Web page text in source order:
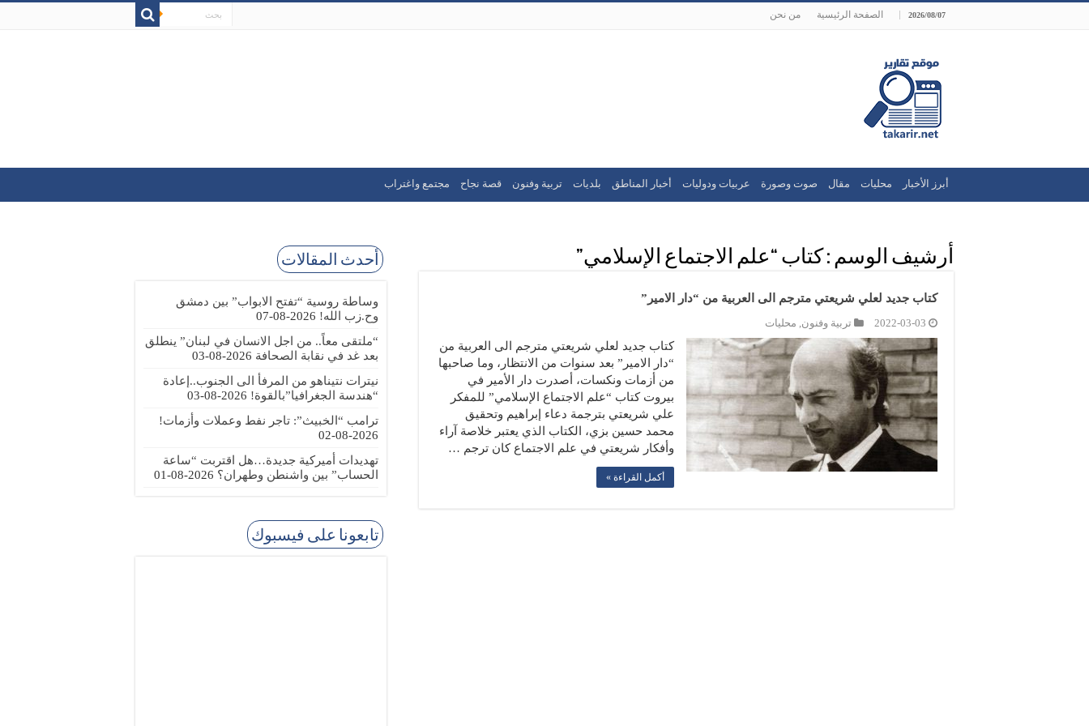
2026/08/07 الصفحة الرئيسية من نحن
أبرز الأخبار محليات مقال صوت وصورة عربيات ودوليات أخبار المناطق بلديات تربية وفنون قصة نجاح مجتمع واغتراب
أرشيف الوسم : كتاب “علم الاجتماع الإسلامي”
كتاب جديد لعلي شريعتي مترجم الى العربية من “دار الامير”
2022-03-03 تربية وفنون, محليات
كتاب جديد لعلي شريعتي مترجم الى العربية من
“دار الامير” بعد سنوات من الانتظار، وما صاحبها
من أزمات ونكسات، أصدرت دار الأمير في
بيروت كتاب “علم الاجتماع الإسلامي” للمفكر
علي شريعتي بترجمة دعاء إبراهيم وتحقيق
محمد حسين بزي، الكتاب الذي يعتبر خلاصة آراء
وأفكار شريعتي في علم الاجتماع كان ترجم …
أكمل القراءة »
أحدث المقالات
وساطة روسية “تفتح الابواب” بين دمشق
وح.زب الله! 2026-08-07
“ملتقى معاً.. من اجل الانسان في لبنان” ينطلق
بعد غد في نقابة الصحافة 2026-08-03
نيترات نتيناهو من المرفأ الى الجنوب..إعادة
“هندسة الجغرافيا”بالقوة! 2026-08-03
ترامب “الخبيث”: تاجر نفط وعملات وأزمات!
2026-08-02
تهديدات أميركية جديدة…هل اقتربت “ساعة
الحساب” بين واشنطن وطهران؟ 2026-08-01
تابعونا على فيسبوك